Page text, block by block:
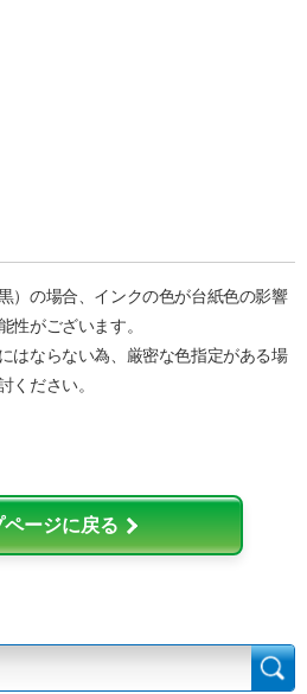
）の場合、インクの色が台紙色の影響
性がございます。
はならない為、厳密な色指定がある場
ください。
ページに戻る